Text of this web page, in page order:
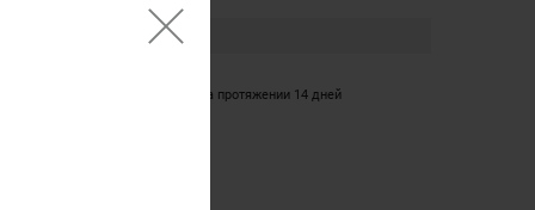
Обмен/возврат товара на протяжении 14 дней